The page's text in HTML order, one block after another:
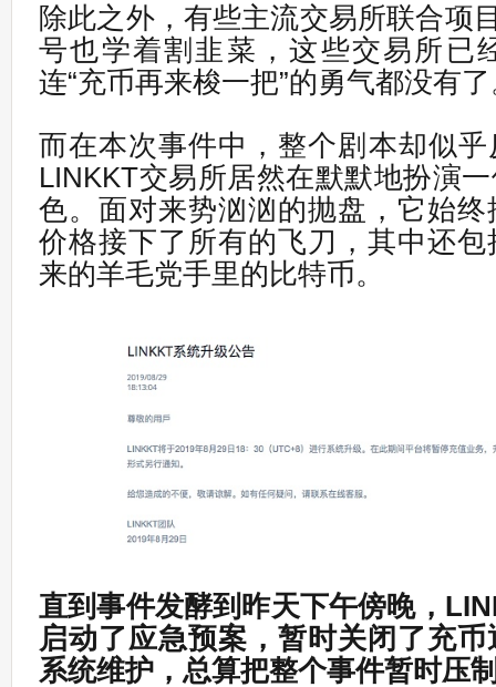
除此之外，有些主流交易所联合项
号也学着割韭菜，这些交易所已
连“充币再来梭一把”的勇气都没有
而在本次事件中，整个剧本却似
LINKKT交易所居然在默默地扮演
色。面对来势汹汹的抛盘，它始
价格接下了所有的飞刀，其中还
来的羊毛党手里的比特币。
直到事件发酵到昨天下午傍晚，
启动了应急预案，暂时关闭了充
系统维护，总算把整个事件暂时压